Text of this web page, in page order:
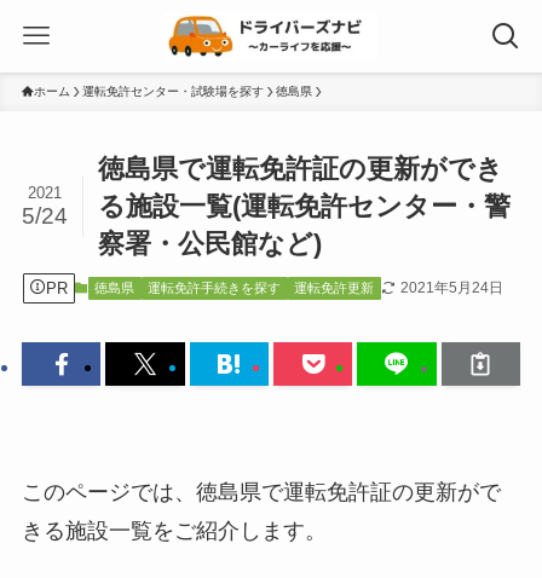
ホーム 運転免許センター・試験場を探す 徳島県
徳島県で運転免許証の更新ができ
る施設一覧(運転免許センター・警
察署・公民館など)
2021
5/24
PR 徳島県 運転免許手続きを探す 運転免許更新 2021年5月24日
このページでは、徳島県で運転免許証の更新がで
きる施設一覧をご紹介します。